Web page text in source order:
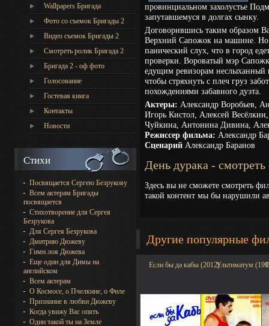
Wallpapers Бригада
Фото со съемок Бригады 2
Видео съемок Бригады 2
Cмотреть ролик Бригада 2
Бригада 2 - оф фото
Голосование
Гостевая книга
Контакты
Новости
Стихи
Посвящается Сергею Безрукову
Всем актерам Бригады
посвящается
Стихотворение для Сергея
Безрукова
Для Сергея Безрукова
Дмитрию Дюжеву
Гимн лоя Дюжева
Еще один для Димы на
английском
Всем актерам
О Космосе, о Пчелкине, о Филе
Признание в любви Дюжеву
Когда увижу Вас опять
Один такой ты на Земле
провинциальном захолустье
запутавшемуся в долгах сынку.
Договорившись таким образом
Верхний Сапожок на машине. Но
панический слух, что в город
проверки. Вороватый мэр
едущим ревизорам неслыханный
чтобы стряхнуть с плеч груз
похождениями забавного дуэта.
Актеры: Александр Воробьев,
Игорь Кистол, Алексей
Чуйкина, Антонина Дивина,
Режиссер фильма: Александр
Сценарий Александр Баранов
День дурака -
Здесь вы не сможете смотреть
такой контент мы бы нарушили
Другие популярные
Если бы да кабы (2012)Ультиматум